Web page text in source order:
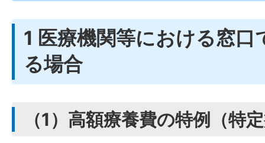
1 医療機関等における窓口
る場合
（1）高額療養費の特例（特